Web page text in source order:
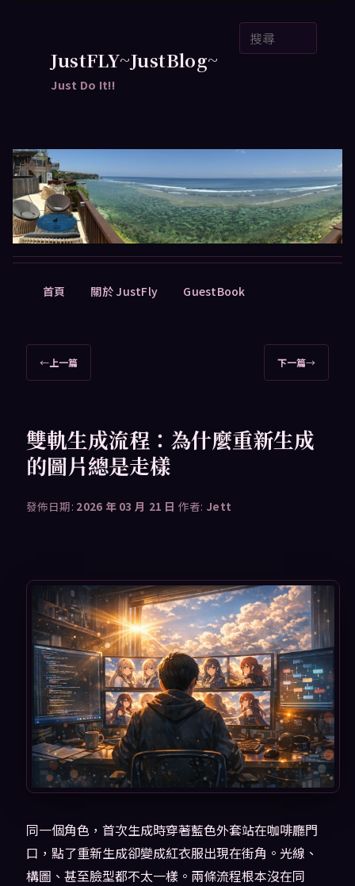
JustFLY~JustBlog~
Just Do It!!
首頁 關於 JustFly GuestBook
章
←上一篇 下一篇→
雙軌生成流程：為什麼重新生成
的圖片總是走樣
發佈日期: 2026 年 03 月 21 日 作者: Jett
同一個角色，首次生成時穿著藍色外套站在咖啡廳門
口，點了重新生成卻變成紅衣服出現在街角。光線、
構圖、甚至臉型都不太一樣。兩條流程根本沒在同